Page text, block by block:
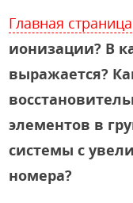
Главная страница
ионизации? В
выражается?
элементов в
системы с
номера?